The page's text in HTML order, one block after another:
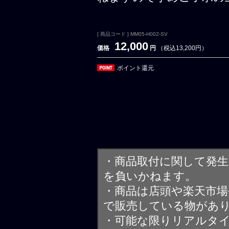
[ 商品コード ] MM05-H002-SV
価格 12,000 円 （税込13,200円）
ポイント還元
・商品取付に関して発
を負いかねます。
・商品は店頭や楽天市
で販売している物があ
・可能な限りリアルタ